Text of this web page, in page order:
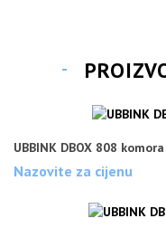
UBBINK DBOX 808
Nazovite za cijenu